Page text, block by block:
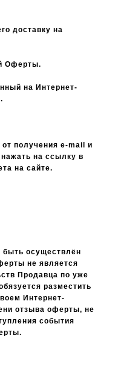
доставку на
Оферты.
на Интернет-
от получения e-mail и
на ссылку в
на сайте.
осуществлён
не является
Продавца по уже
разместить
Интернет-
отзыва оферты, не
события